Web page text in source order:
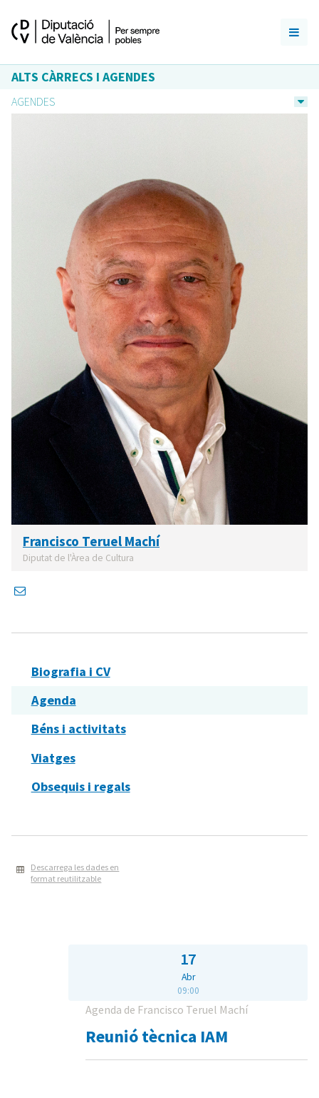
ALTS CÀRRECS I AGENDES
AGENDES
Francisco Teruel Machí
Diputat de l'Àrea de Cultura
Biografia i CV
Agenda
Béns i activitats
Viatges
Obsequis i regals
Descarrega les dades en
format reutilitzable
17
Abr
09:00
Agenda de Francisco Teruel Machí
Reunió tècnica IAM